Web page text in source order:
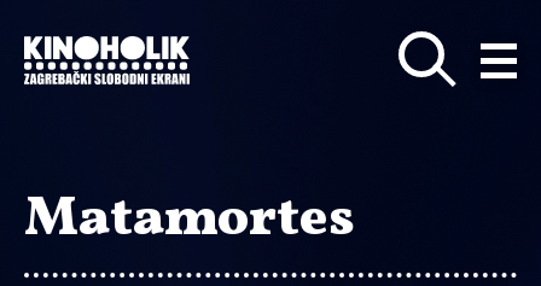
glavni
sadržaj
Matamortes